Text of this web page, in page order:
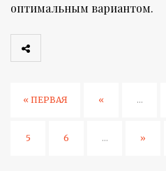
оптимальным вариантом.
« ПЕРВАЯ « ...
5 6 ... »